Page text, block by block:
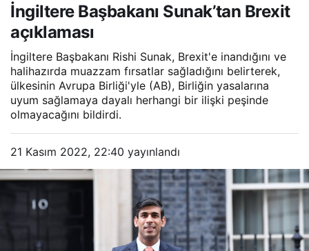
İngiltere Başbakanı Sunak’tan Brexit
açıklaması
İngiltere Başbakanı Rishi Sunak, Brexit'e inandığını ve
halihazırda muazzam fırsatlar sağladığını belirterek,
ülkesinin Avrupa Birliği'yle (AB), Birliğin yasalarına
uyum sağlamaya dayalı herhangi bir ilişki peşinde
olmayacağını bildirdi.
21 Kasım 2022, 22:40 yayınlandı